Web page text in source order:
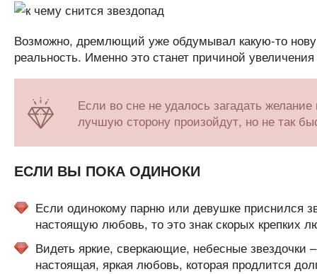
Возможно, дремлющий уже обдумывал какую-то
реальность. Именно это станет причиной
Если во сне не удалось загадать
лучшую сторону произойдут, но не так
ЕСЛИ ВЫ ПОКА ОДИНОКИ
Если одинокому парню или девушке приснился
настоящую любовь, то это знак скорых крепких
Видеть яркие, сверкающие, небесные
настоящая, яркая любовь, которая продлится